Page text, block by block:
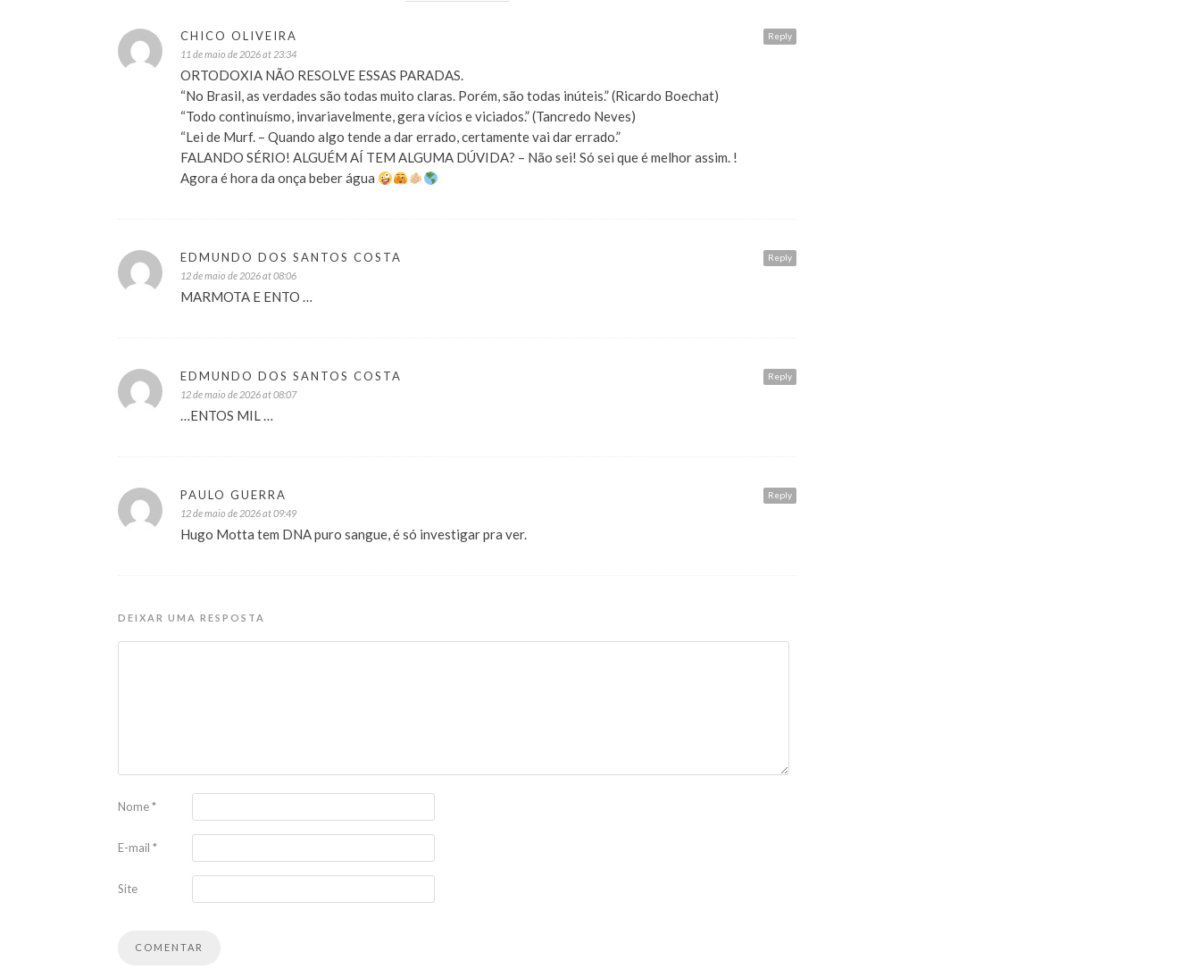
Reply
CHICO OLIVEIRA
11 de maio de 2026 at 23:34
ORTODOXIA NÃO RESOLVE ESSAS PARADAS.
“No Brasil, as verdades são todas muito claras. Porém, são todas inúteis.” (Ricardo Boechat)
“Todo continuísmo, invariavelmente, gera vícios e viciados.” (Tancredo Neves)
“Lei de Murf. – Quando algo tende a dar errado, certamente vai dar errado.”
FALANDO SÉRIO! ALGUÉM AÍ TEM ALGUMA DÚVIDA? – Não sei! Só sei que é melhor assim. !
Agora é hora da onça beber água
Reply
EDMUNDO DOS SANTOS COSTA
12 de maio de 2026 at 08:06
MARMOTA E ENTO …
Reply
EDMUNDO DOS SANTOS COSTA
12 de maio de 2026 at 08:07
…ENTOS MIL …
Reply
PAULO GUERRA
12 de maio de 2026 at 09:49
Hugo Motta tem DNA puro sangue, é só investigar pra ver.
DEIXAR UMA RESPOSTA
Nome*
E-mail *
Site